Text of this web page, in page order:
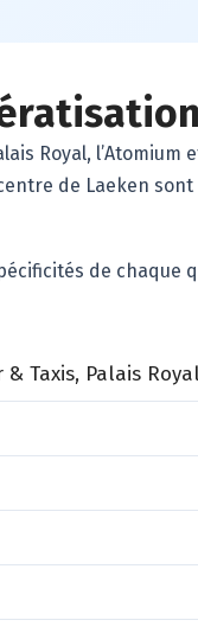
Royal, l’Atomium
de Laeken
de
Taxis, Palais